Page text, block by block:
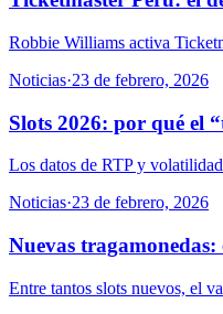
Robbie Williams activa
Noticias·23 de febrero, 2026
Slots 2026: por qué el
Los datos de RTP y
Noticias·23 de febrero, 2026
Nuevas
Entre tantos slots nuevos, el